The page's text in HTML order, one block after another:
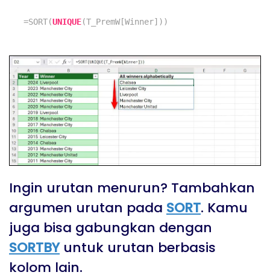
=SORT(UNIQUE(T_PremW[Winner]))
Ingin urutan menurun? Tambahkan
argumen urutan pada SORT. Kamu
juga bisa gabungkan dengan
SORTBYuntuk urutan berbasis
kolom lain.